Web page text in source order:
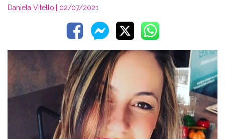
Daniela Vitello | 02/07/2021